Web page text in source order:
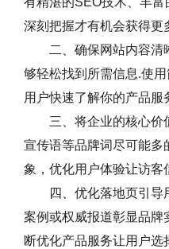
深刻把握才有机会获得更
二、确保网站内容清
够轻松找到所需信息.使
用户快速了解你的产品服
三、将企业的核心价
宣传语等品牌词尽可能多
象，优化用户体验让访客
四、优化落地页引
案例或权威报道彰显品牌
断优化产品服务让用户选